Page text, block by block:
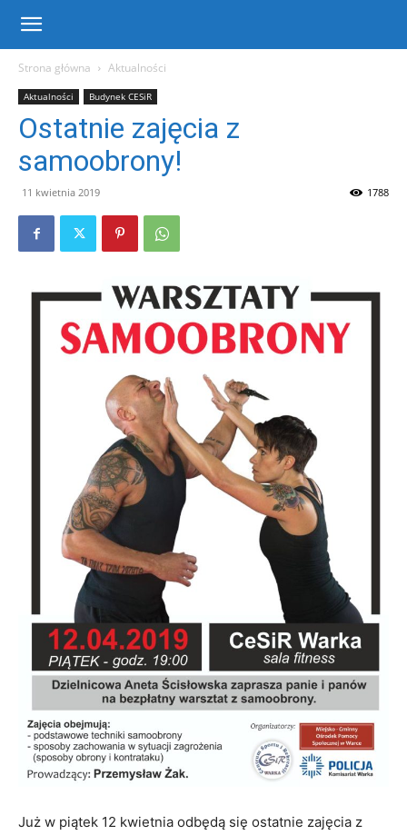
Centrum
Sportu
Rekreacji
Strona główna Aktualności
Aktualności Budynek CESiR
Ostatnie zajęcia z
samoobrony!
11 kwietnia 2019 1788
Już w piątek 12 kwietnia odbędą się ostatnie zajęcia z